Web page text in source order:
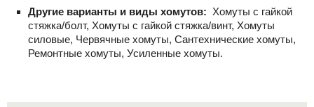
Другие варианты и виды хомутов: Хомуты с гайкой
стяжка/болт, Хомуты с гайкой стяжка/винт, Хомуты
силовые, Червячные хомуты, Сантехнические хомуты,
Ремонтные хомуты, Усиленные хомуты.